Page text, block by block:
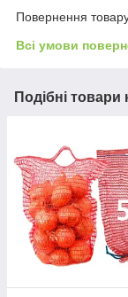
Повернення
Всі умови
Подібні товари